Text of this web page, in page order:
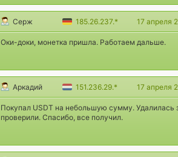
Серж 185.26.237.* 17 апреля
Оки-доки, монетка пришла. Работаем дальше.
Аркадий 151.236.29.* 17 апреля
Покупал USDT на небольшую сумму. Удалилась
проверили. Спасибо, все получил.